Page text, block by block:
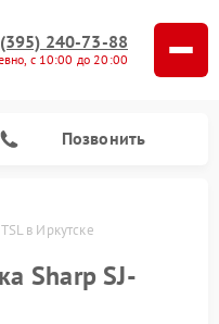
240-73-88
с 10:00 до 20:00
Позвонить
в Иркутске
Sharp SJ-